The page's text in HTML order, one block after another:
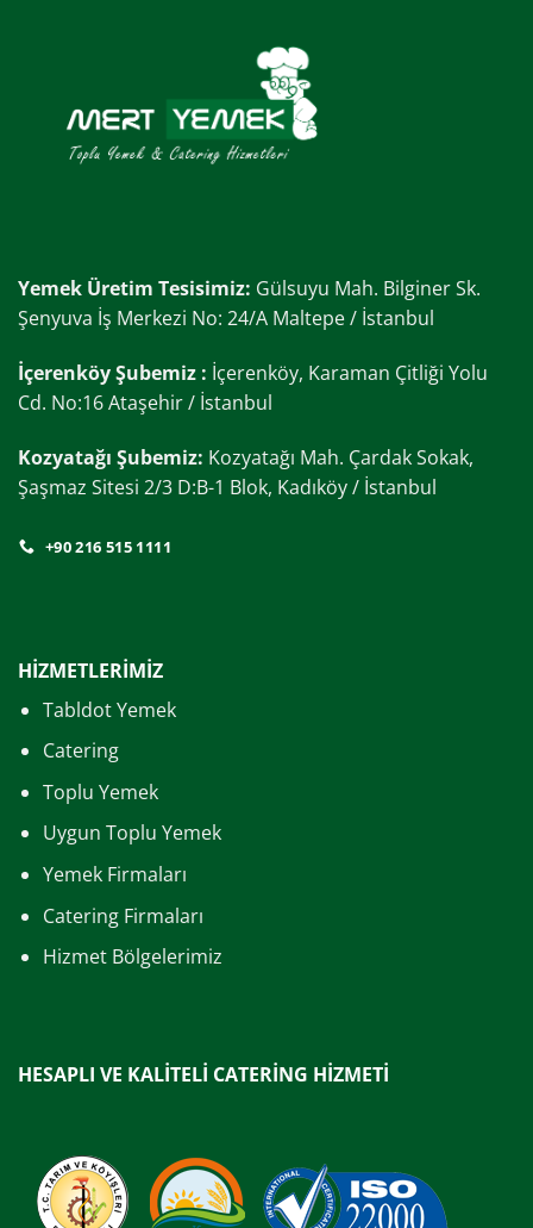
Yemek Üretim Tesisimiz: Gülsuyu Mah. Bilginer Sk.
Şenyuva İş Merkezi No: 24/A Maltepe / İstanbul
İçerenköy Şubemiz : İçerenköy, Karaman Çitliği Yolu
Cd. No:16 Ataşehir / İstanbul
Kozyatağı Şubemiz: Kozyatağı Mah. Çardak Sokak,
Şaşmaz Sitesi 2/3 D:B-1 Blok, Kadıköy / İstanbul
+90 216 515 1111
HİZMETLERİMİZ
Tabldot Yemek
Catering
Toplu Yemek
Uygun Toplu Yemek
Yemek Firmaları
Catering Firmaları
Hizmet Bölgelerimiz
HESAPLI VE KALİTELİ CATERİNG HİZMETİ